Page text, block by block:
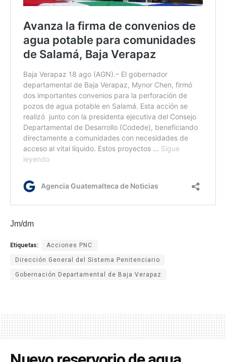
Jm/dm
Etiquetas: Acciones PNC
Dirección General del Sistema Penitenciario
Gobernación Departamental de Baja Verapaz